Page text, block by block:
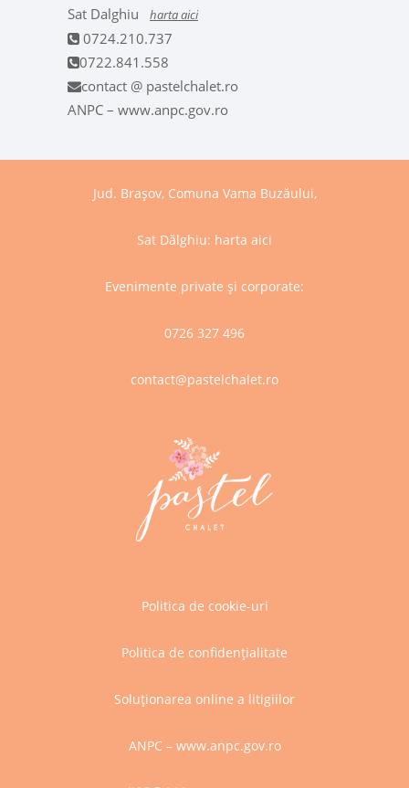
Sat Dalghiu
harta aici
0724.210.737
0722.841.558
contact @ pastelchalet.ro
ANPC – www.anpc.gov.ro
Jud. Brașov, Comuna Vama Buzăului,
Sat Dălghiu: harta aici
Evenimente private și corporate:
0726 327 496
contact@pastelchalet.ro
Politica de cookie-uri
Politica de confidențialitate
Soluționarea online a litigiilor
ANPC – www.anpc.gov.ro